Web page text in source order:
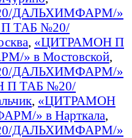
ДАЛЬХИМФАРМ/»
ТАБ №20/
, «ЦИТРАМОН П
» в Мостовской,
ДАЛЬХИМФАРМ/»
П ТАБ №20/
, «ЦИТРАМОН
» в Нарткала,
ДАЛЬХИМФАРМ/»